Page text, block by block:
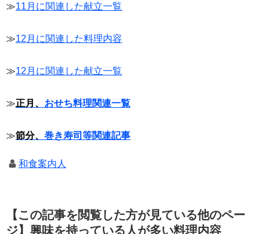
≫11月に関連した献立一覧
≫12月に関連した料理内容
≫12月に関連した献立一覧
≫正月、 おせち料理関連一覧
≫節分、 巻き寿司等関連記事
和食案内人
【この記事を閲覧した方が見ている他のペー
ジ】興味を持っている人が多い料理内容